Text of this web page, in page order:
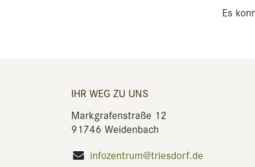
Es
IHR WEG ZU UNS
Markgrafenstraße 12
91746 Weidenbach
infozentrum@triesdorf.de